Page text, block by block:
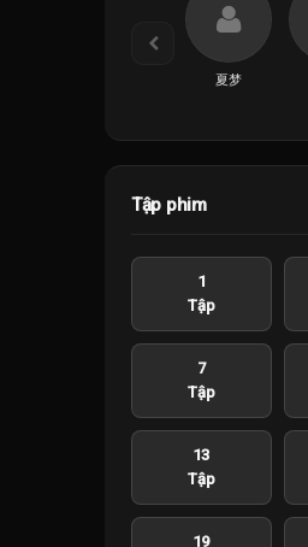
夏梦
Tập phim
1
Tập
7
Tập
13
Tập
19